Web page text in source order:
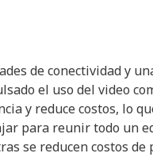
de conectividad y
el uso del video
y reduce costos, lo
para reunir todo un
se reducen costos de